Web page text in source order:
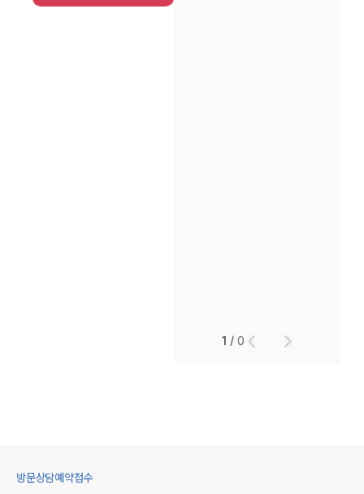
1 /0
방문상담예약접수